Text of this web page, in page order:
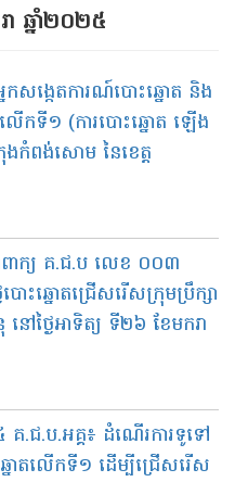
ឆ្នាំ២០២៥
នកសង្កេតការណ៍បោះឆ្នោត និង
ើកទី១ (ការបោះឆ្នោត ឡើង
ងកំពង់សោម នៃខេត្ត
ពាក្យ គ.ជ.ប លេខ ០០៣
ោះឆ្នោតជ្រើសរើសក្រុមប្រឹក្សា
ថ្ងៃអាទិត្យ ទី២៦ ខែមករា
.ជ.ប.អគ្គ៖ ដំណើរការទូទៅ
នោតលើកទី១ ដើម្បីជ្រើសរើស